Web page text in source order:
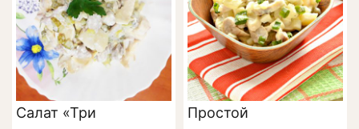
Салат «Три
Простой